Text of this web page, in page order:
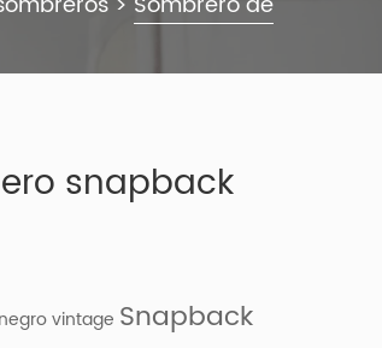
snapback
vintage Snapback